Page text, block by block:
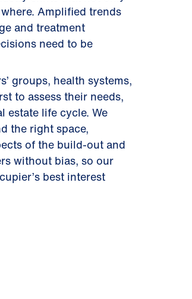
Amplified trends
and treatment
need to be
groups, health systems,
to assess their needs,
estate life cycle. We
the right space,
of the build-out and
without bias, so our
best interest